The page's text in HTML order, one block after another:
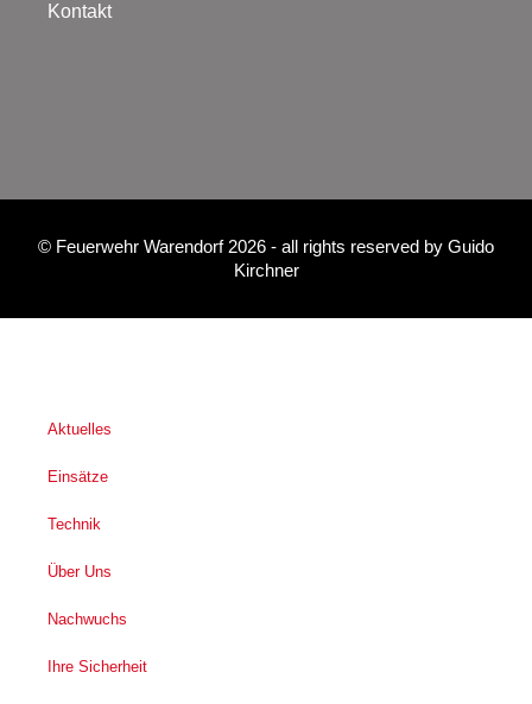
Kontakt
© Feuerwehr Warendorf 2026 - all rights reserved by Guido
Kirchner
Aktuelles
Einsätze
Technik
Über Uns
Nachwuchs
Ihre Sicherheit